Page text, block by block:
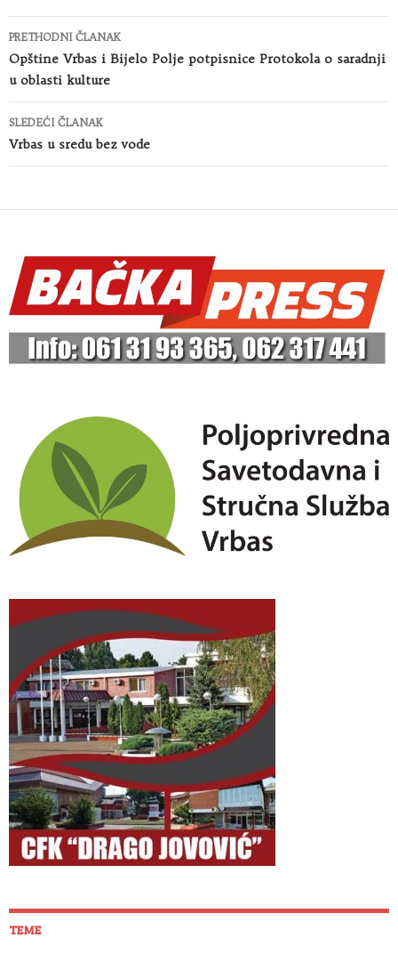
Kretanje
članaka
PRETHODNI ČLANAK
Opštine Vrbas i Bijelo Polje potpisnice Protokola o saradnji
u oblasti kulture
SLEDEĆI ČLANAK
Vrbas u sredu bez vode
TEME